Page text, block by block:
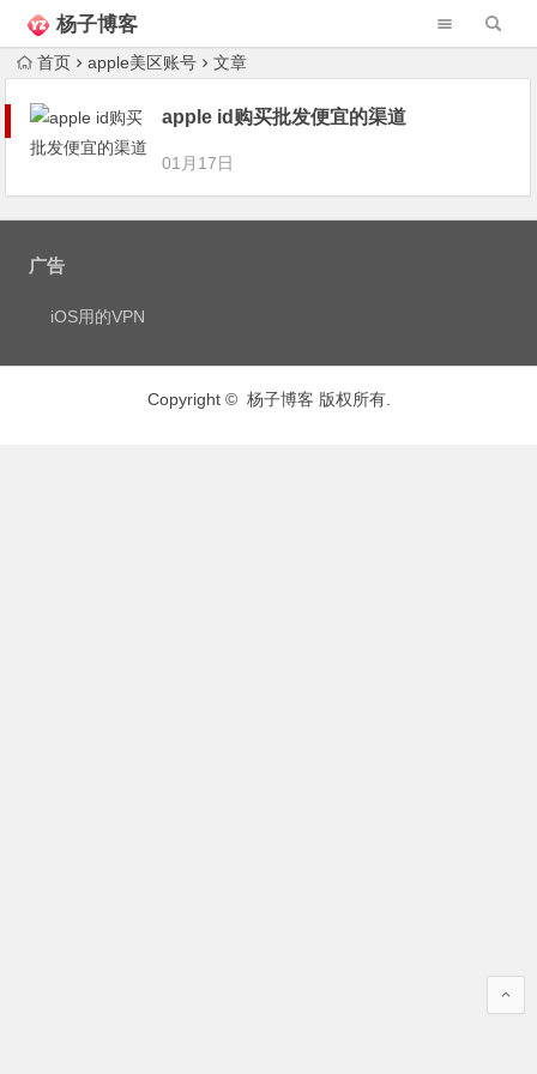
杨子博客
首页 apple美区账号 文章
apple id购买批发便宜的渠道
01月17日
广告
iOS用的VPN
Copyright © 杨子博客 版权所有.